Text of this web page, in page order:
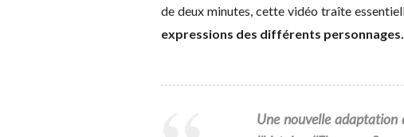
de deux minutes, cette vidéo traîte
expressions des différents personnages.
Une nouvelle adaptation